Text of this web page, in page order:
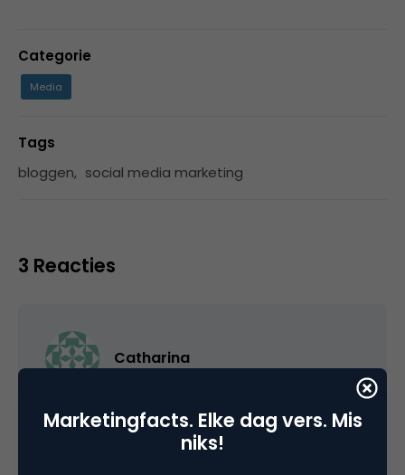
Categorie
Media
Tags
bloggen, social media marketing
3 Reacties
Catharina
Onvoorstelbaar alleen al, dat iemand zo’n
wetvoorstel durft in te dienen. Gelukkig is het
Marketingfacts. Elke dag vers. Mis
niks!